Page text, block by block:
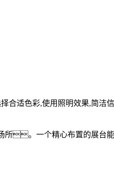
合适色彩,使用照明效果,简洁
所。一个精心布置的展